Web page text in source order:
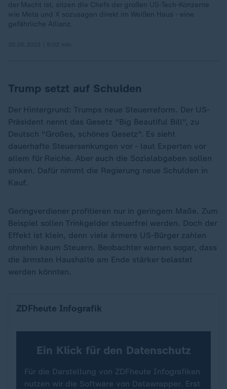
der Macht ist, sitzen die Chefs der großen US-Tech-Konzerne
wie Meta und X sozusagen direkt im Weißen Haus - eine
gefährliche Allianz.
Trump setzt auf Schulden
Der Hintergrund: Trumps neue Steuerreform. Der US-
Präsident nennt das Gesetz "Big Beautiful Bill", zu
Deutsch "Großes, schönes Gesetz". Es sieht
dauerhafte Steuersenkungen vor - laut Experten vor
allem für Reiche. Aber auch die Sozialabgaben sollen
sinken. Dafür nimmt die Regierung neue Schulden in
Kauf.
Geringverdiener profitieren nur in geringem Maße. Zum
Beispiel sollen Trinkgelder steuerfrei werden. Doch der
Effekt ist klein, denn viele ärmere US-Bürger zahlen
ohnehin kaum Steuern. Beobachter warnen sogar, dass
die ärmsten Haushalte am Ende stärker belastet
werden könnten.
ZDFheute Infografik
Ein Klick für den Datenschutz
Für die Darstellung von ZDFheute Infografiken
nutzen wir die Software von Datawrapper. Erst